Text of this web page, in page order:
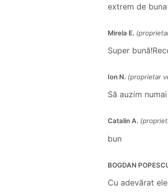
extrem de
Mirela E.
Super
Ion N. (proprietar
Să auzim
Catalin A.
bun
BOGDAN
Cu adevărat